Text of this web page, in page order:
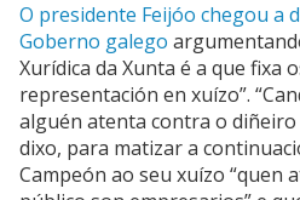
O presidente Feijóo chegou a
Goberno galego
Xurídica da Xunta é a que fixa
representación en xuízo”.
alguén atenta contra o
dixo, para matizar a
Campeón ao seu xuízo “quen